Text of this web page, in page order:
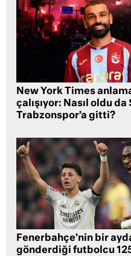
New York Times
çalışıyor: Nasıl oldu da
Trabzonspor’a gitti?
Fenerbahçe’nin bir
gönderdiği futbolcu